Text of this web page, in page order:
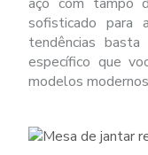
sofisticado para
tendências
específico que
modelos